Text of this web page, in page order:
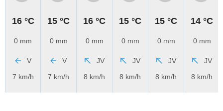
16 °C
0 mm
V
7 km/h
15 °C
0 mm
V
7 km/h
16 °C
0 mm
JV
8 km/h
15 °C
0 mm
JV
8 km/h
15 °C
0 mm
JV
8 km/h
14 °C
0 mm
JV
8 km/h